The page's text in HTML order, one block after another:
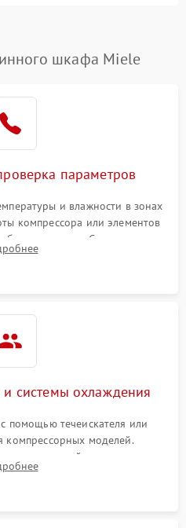
шкафа Miele
параметров
и влажности в зонах
компрессора или элементов
и шума. Считывание
управления.
и системы охлаждения
помощью течеискателя или
компрессорных моделей.
модулей, радиаторов и
или выхода из строя.